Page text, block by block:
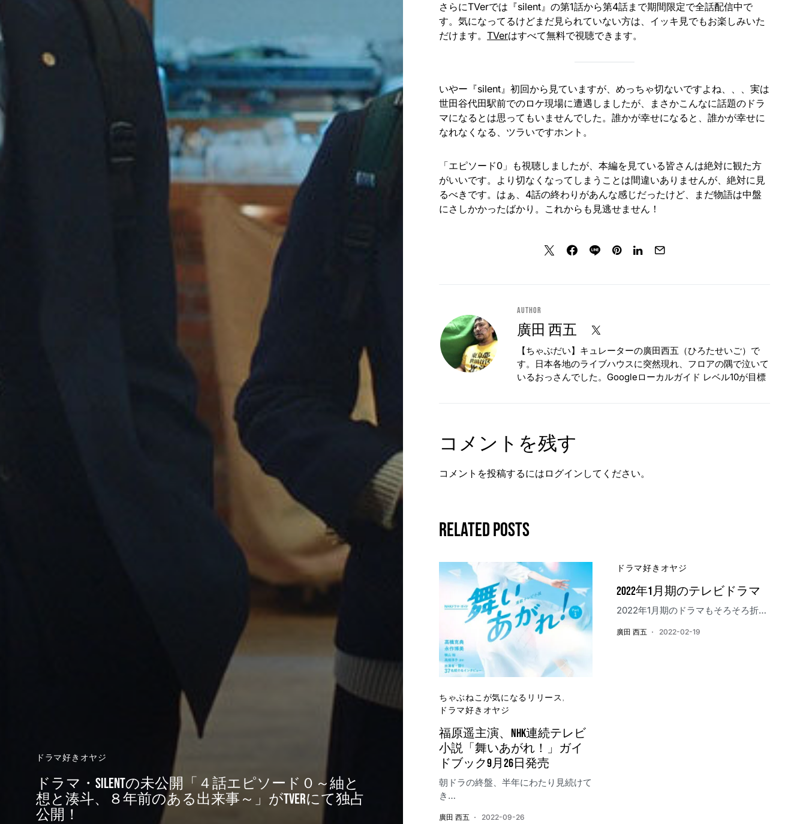
ドラマ好きオヤジ
ドラマ・silentの未公開「４話エピソード０～紬と
想と湊斗、８年前のある出来事～」がTVerにて独占
公開！
さらにTVerでは『silent』の第1話から第4話まで期間限定で全話配信中で
す。気になってるけどまだ見られていない方は、イッキ見でもお楽しみいた
だけます。 TVerはすべて無料で視聴できます。
いやー『silent』初回から見ていますが、めっちゃ切ないですよね、、、実は
世田谷代田駅前でのロケ現場に遭遇しましたが、まさかこんなに話題のドラ
マになるとは思ってもいませんでした。誰かが幸せになると、誰かが幸せに
なれなくなる、ツラいですホント。
「エピソード0」も視聴しましたが、本編を見ている皆さんは絶対に観た方
がいいです。より切なくなってしまうことは間違いありませんが、絶対に見
るべきです。はぁ、4話の終わりがあんな感じだったけど、まだ物語は中盤
にさしかかったばかり。これからも見逃せません！
Author
廣田 西五
【ちゃぶだい】キュレーターの廣田西五（ひろたせいご）で
す。日本各地のライブハウスに突然現れ、フロアの隅で泣いて
いるおっさんでした。Googleローカルガイド レベル10が目標
コメントを残す
コメントを投稿するには ログイン してください。
Related Posts
ちゃぶねこが気になるリリース
ドラマ好きオヤジ
福原遥主演、NHK連続テレビ
小説「舞いあがれ！」ガイ
ドブック9月26日発売
朝ドラの終盤、半年にわたり見続けて
き…
廣田 西五 2022-09-26
ドラマ好きオヤジ
2022年1月期のテレビドラマ
2022年1月期のドラマもそろそろ折…
廣田 西五 2022-02-19